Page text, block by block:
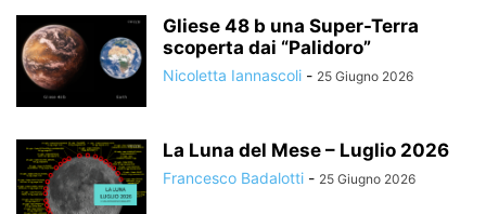
Gliese 48 b una Super-Terra
scoperta dai “Palidoro”
Nicoletta Iannascoli - 25 Giugno 2026
La Luna del Mese – Luglio 2026
Francesco Badalotti - 25 Giugno 2026